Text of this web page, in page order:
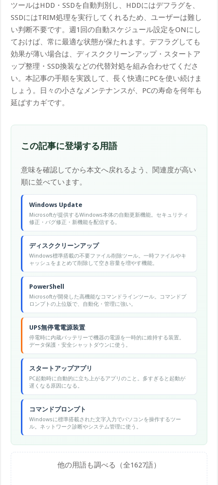
ツールはHDD・SSDを自動判別し、HDDにはデフラグを、
SSDにはTRIM処理を実行してくれるため、ユーザーは難し
い判断不要です。週1回の自動スケジュール設定をONにし
ておけば、常に最適な状態が保たれます。デフラグしても
効果が薄い場合は、ディスククリーンアップ・スタートア
ップ整理・SSD換装などの代替対処を組み合わせてくださ
い。本記事の手順を実践して、長く快適にPCを使い続けま
しょう。日々の小さなメンテナンスが、PCの寿命を何年も
延ばすカギです。
この記事に登場する用語
意味を確認してから本文へ戻れるよう、関連度が高い
順に並べています。
Windows Update
Microsoftが提供するWindows本体の自動更新機能。セキュリティ
修正・バグ修正・新機能を配信する。
ディスククリーンアップ
Windows標準搭載の不要ファイル削除ツール。一時ファイルやキ
ャッシュをまとめて削除して空き容量を増やす機能。
PowerShell
Microsoftが開発した高機能なコマンドラインツール。コマンドプ
ロンプトの上位版で、自動化・管理に強い。
UPS無停電電源装置
停電時に内蔵バッテリーで機器の電源を一時的に維持する装置。
データ保護・安全シャットダウンに使う。
スタートアップアプリ
PC起動時に自動的に立ち上がるアプリのこと。多すぎると起動が
遅くなる原因になる。
コマンドプロンプト
Windowsに標準搭載された文字入力でパソコンを操作するツー
ル。ネットワーク診断やシステム管理に使う。
他の用語も調べる（全1627語）